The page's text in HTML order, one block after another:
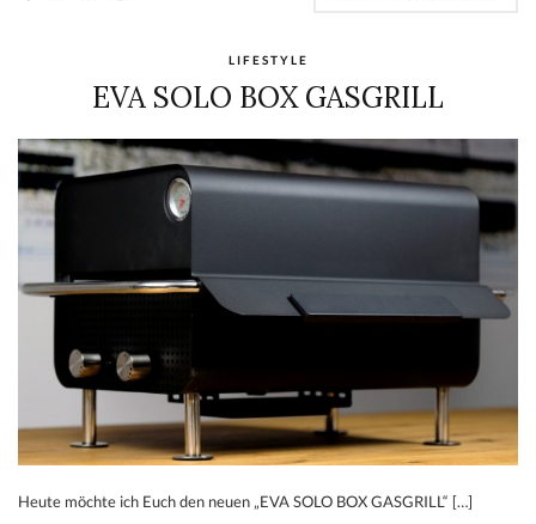
LIFESTYLE
EVA SOLO BOX GASGRILL
Heute möchte ich Euch den neuen „EVA SOLO BOX GASGRILL“ […]